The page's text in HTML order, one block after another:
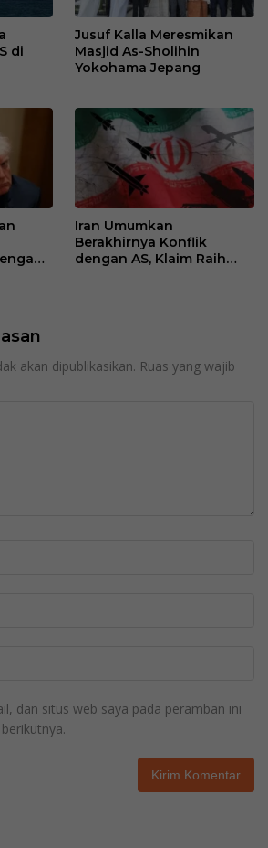
di
Jusuf Kalla Meresmikan
Masjid As-Sholihin
Yokohama Jepang
Iran Umumkan
Berakhirnya Konflik
dengan AS, Klaim Raih
akan dipublikasikan. Ruas yang wajib
dan situs web saya pada peramban ini